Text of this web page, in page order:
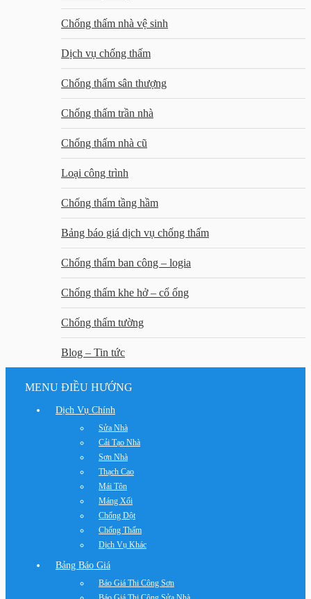
Chống thấm nhà vệ sinh
Dịch vụ chống thấm
Chống thấm sân thượng
Chống thấm trần nhà
Chống thấm nhà cũ
Loại công trình
Chống thấm tầng hầm
Bảng báo giá dịch vụ chống thấm
Chống thấm ban công – logia
Chống thấm khe hở – cổ ống
Chống thấm tường
Blog – Tin tức
MENU ĐIỀU HƯỚNG
Dịch Vụ Chính
Sửa Nhà
Cải Tạo Nhà
Sơn Nhà
Thạch Cao
Mái Tôn
Máng Xối
Chống Dột
Chống Thấm
Dịch Vụ Khác
Bảng Báo Giá
Báo Giá Thi Công Sơn